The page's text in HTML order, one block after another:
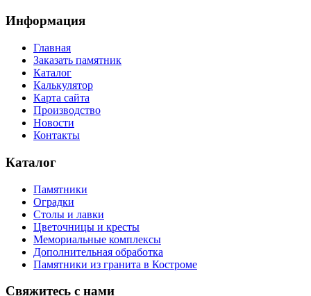
Информация
Главная
Заказать памятник
Каталог
Калькулятор
Карта сайта
Производство
Новости
Контакты
Каталог
Памятники
Оградки
Столы и лавки
Цветочницы и кресты
Мемориальные комплексы
Дополнительная обработка
Памятники из гранита в Костроме
Свяжитесь с нами